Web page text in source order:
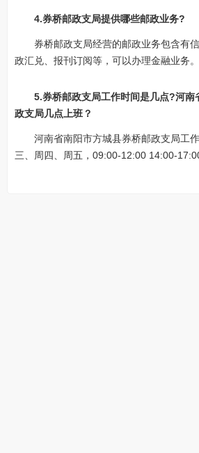
4.券桥邮政支局提供哪些邮政业务?
券桥邮政支局经营的邮政业务包含有
政汇兑、报刊订阅等，可以办理金融业务。
5.券桥邮政支局工作时间是几点?河南
政支局几点上班？
河南省南阳市方城县券桥邮政支局工
三、周四、周五，09:00-12:00 14:00-17:00